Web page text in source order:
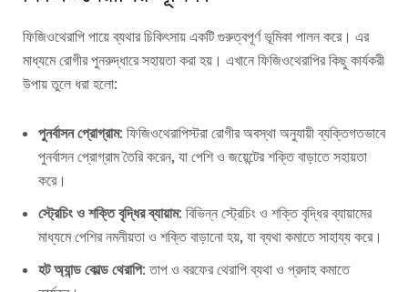
ফিজিওথেরাপি পায়ে ব্যথার চিকিৎসায় একটি গুরুত্বপূর্ণ ভূমিকা পালন করে। এর
মাধ্যমে রোগীর পুনরুদ্ধারে সহায়তা করা হয়। এখানে ফিজিওথেরাপির কিছু কার্যকরী
উপায় তুলে ধরা হলো:
পুনর্বাসন প্রোগ্রাম: ফিজিওথেরাপিস্টরা রোগীর অবস্থা অনুযায়ী ব্যক্তিগতভাবে
পুনর্বাসন প্রোগ্রাম তৈরি করেন, যা পেশি ও জয়েন্টের শক্তি বাড়াতে সহায়তা
করে।
স্ট্রেচিং ও শক্তি বৃদ্ধির ব্যায়াম: বিভিন্ন স্ট্রেচিং ও শক্তি বৃদ্ধির ব্যায়ামের
মাধ্যমে পেশির নমনীয়তা ও শক্তি বাড়ানো হয়, যা ব্যথা কমাতে সাহায্য করে।
হট অ্যান্ড কোল্ড থেরাপি: তাপ ও বরফের থেরাপি ব্যথা ও প্রদাহ কমাতে